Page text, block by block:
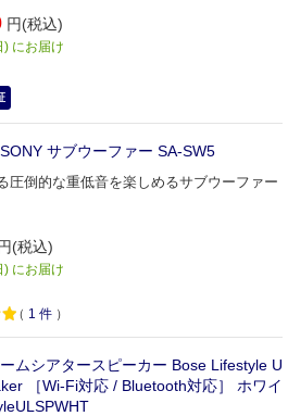
円(税込)
) にお届け
サブウーファー SA-SW5
圧倒的な重低音を楽しめるサブウーファー
(税込)
) にお届け
（ 1 件 ）
ムシアタースピーカー Bose Lifestyle U
［Wi-Fi対応 / Bluetooth対応］ ホワイ